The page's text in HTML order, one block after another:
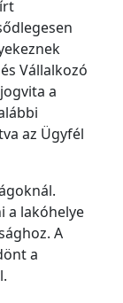
Vállalkozó
a
az Ügyfél
a lakóhelye
A
a